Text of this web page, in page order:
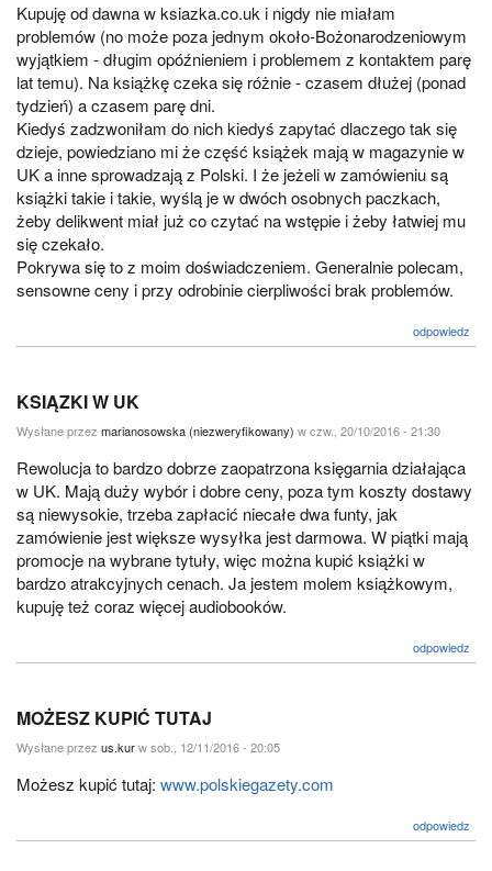
Kupuję od dawna w ksiazka.co.uk i nigdy nie miałam
problemów (no może poza jednym około-Bożonarodzeniowym
wyjątkiem - długim opóźnieniem i problemem z kontaktem parę
lat temu). Na książkę czeka się różnie - czasem dłużej (ponad
tydzień) a czasem parę dni.
Kiedyś zadzwoniłam do nich kiedyś zapytać dlaczego tak się
dzieje, powiedziano mi że część książek mają w magazynie w
UK a inne sprowadzają z Polski. I że jeżeli w zamówieniu są
książki takie i takie, wyślą je w dwóch osobnych paczkach,
żeby delikwent miał już co czytać na wstępie i żeby łatwiej mu
się czekało.
Pokrywa się to z moim doświadczeniem. Generalnie polecam,
sensowne ceny i przy odrobinie cierpliwości brak problemów.
odpowiedz
KSIĄZKI W UK
Wysłane przez marianosowska (niezweryfikowany) w czw., 20/10/2016 - 21:30
Rewolucja to bardzo dobrze zaopatrzona księgarnia działająca
w UK. Mają duży wybór i dobre ceny, poza tym koszty dostawy
są niewysokie, trzeba zapłacić niecałe dwa funty, jak
zamówienie jest większe wysyłka jest darmowa. W piątki mają
promocje na wybrane tytuły, więc można kupić książki w
bardzo atrakcyjnych cenach. Ja jestem molem książkowym,
kupuję też coraz więcej audiobooków.
odpowiedz
MOŻESZ KUPIĆ TUTAJ
Wysłane przez us.kurw sob., 12/11/2016 - 20:05
Możesz kupić tutaj: www.polskiegazety.com
odpowiedz